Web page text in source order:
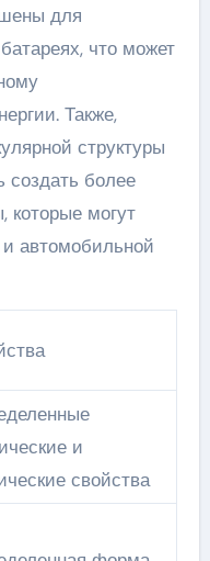
для
что может
Также,
структуры
создать более
которые могут
автомобильной
и
свойства